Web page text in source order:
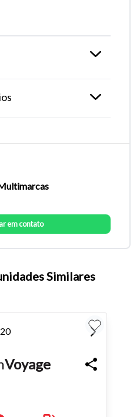
e Ctrl- (para diminuir) no seu
Fechar
em contato
Similares
Voyage